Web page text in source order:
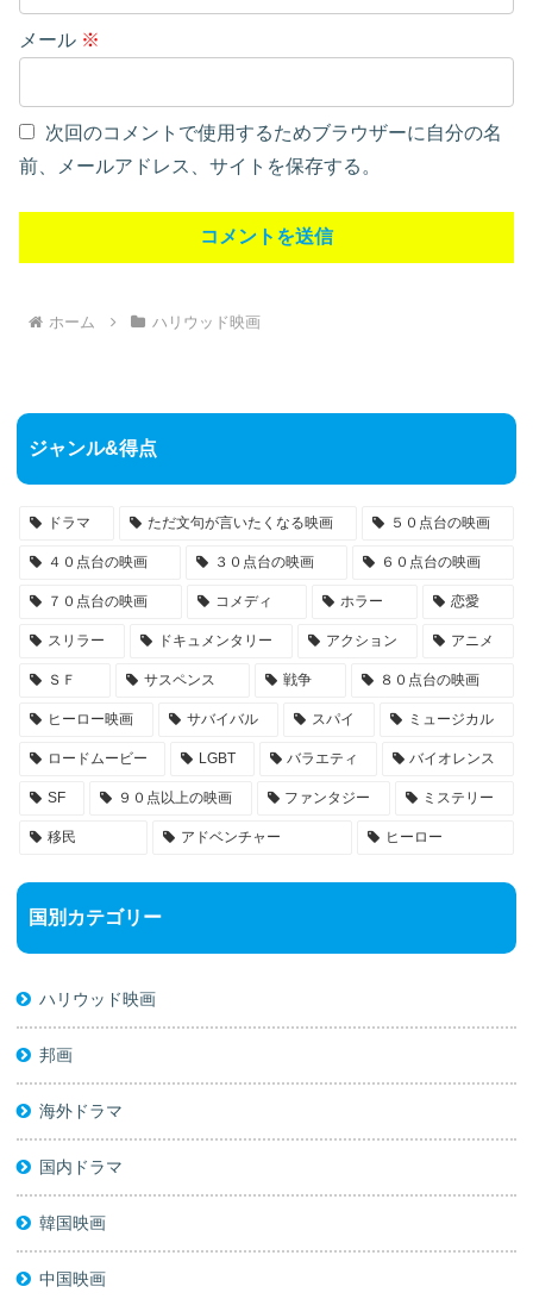
メール ※
次回のコメントで使用するためブラウザーに自分の名
前、メールアドレス、サイトを保存する。
ホーム ハリウッド映画
ジャンル&得点
ドラマ ただ文句が言いたくなる映画 ５０点台の映画
４０点台の映画 ３０点台の映画 ６０点台の映画
７０点台の映画 コメディ ホラー 恋愛
スリラー ドキュメンタリー アクション アニメ
ＳＦ サスペンス 戦争 ８０点台の映画
ヒーロー映画 サバイバル スパイ ミュージカル
ロードムービー LGBT バラエティ バイオレンス
SF ９０点以上の映画 ファンタジー ミステリー
移民 アドベンチャー ヒーロー
国別カテゴリー
ハリウッド映画
邦画
海外ドラマ
国内ドラマ
韓国映画
中国映画